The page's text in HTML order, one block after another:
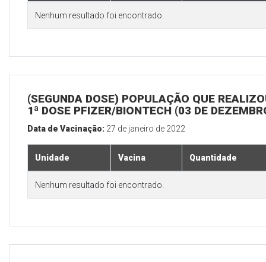
Nenhum resultado foi encontrado.
(SEGUNDA DOSE) POPULAÇÃO QUE
1ª DOSE PFIZER/BIONTECH (03 DE
Data de Vacinação: 27 de janeiro de 2022
Unidade Vacina Quantidade
Nenhum resultado foi encontrado.